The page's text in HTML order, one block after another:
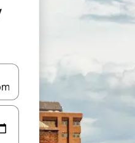
навігації сторінкою